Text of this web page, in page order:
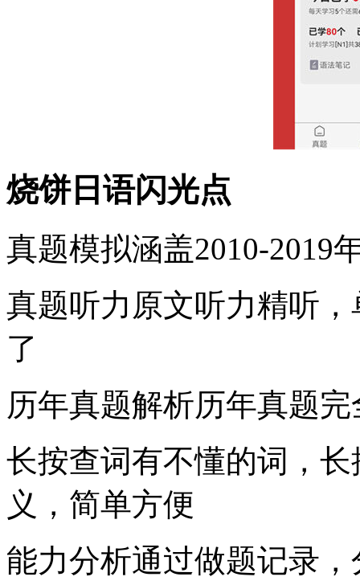
烧饼日语闪光点
真题模拟涵盖2010-2019
真题听力原文听力精听
了
历年真题解析历年真题
长按查词有不懂的词，
义，简单方便
能力分析通过做题记录